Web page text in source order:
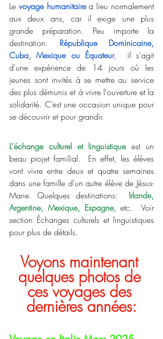
Le voyage humanitaire a lieu normalement
aux deux ans, car il exige une plus
grande préparation. Peu importe la
destination:
République Dominicaine,
Cuba, Mexique ou Équateur,
  il s'agit
d'une expérience de 14 jours où les
jeunes sont invités à se mettre au service
des plus démunis et à vivre l'ouverture et la
solidarité. C’est une occasion unique pour
se découvrir et pour grandir.
L'échange culturel et linguistique est un
beau projet familial.  En effet, les élèves
vont vivre entre deux et quatre semaines
dans une famille d'un autre élève de Jésus-
Marie. Quelques destinations:
Irlande,
Argentine, Mexique, Espagne, etc.  Voir
section Échanges culturels et linguistiques
pour plus de détails.
Voyons maintenant
quelques photos de
ces voyages des
dernières années: